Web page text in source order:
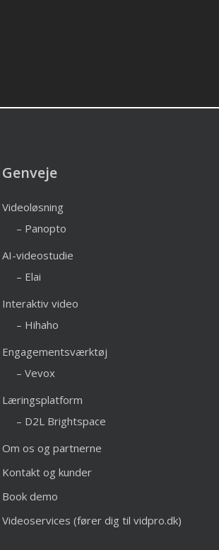
Genveje
Videoløsning
– Panopto
AI-videostudie
– Elai
Interaktiv video
– Hihaho
Engagementsværktøj
– Vevox
Læringsplatform
– D2L Brightspace
Om os og partnerne
Kontakt og kunder
Book demo
Videoservices (fører dig til vidpro.dk)